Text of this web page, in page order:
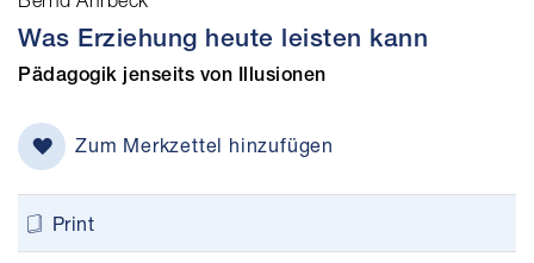
Was Erziehung heute leisten kann
Pädagogik jenseits von Illusionen
Zum Merkzettel hinzufügen
Print